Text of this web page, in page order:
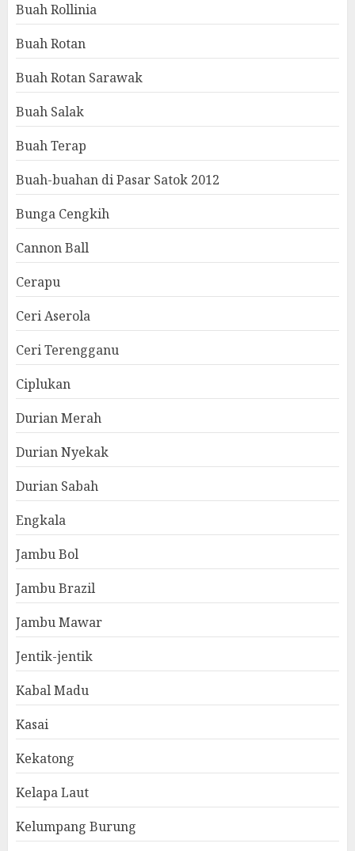
Buah Rollinia
Buah Rotan
Buah Rotan Sarawak
Buah Salak
Buah Terap
Buah-buahan di Pasar Satok 2012
Bunga Cengkih
Cannon Ball
Cerapu
Ceri Aserola
Ceri Terengganu
Ciplukan
Durian Merah
Durian Nyekak
Durian Sabah
Engkala
Jambu Bol
Jambu Brazil
Jambu Mawar
Jentik-jentik
Kabal Madu
Kasai
Kekatong
Kelapa Laut
Kelumpang Burung